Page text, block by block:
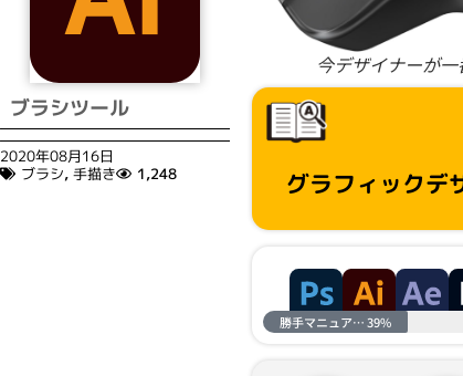
ブラシツール
2020年08月16日
ブラシ, 手描き 1,248
今デザイナーが
グラフィックデ
勝手マニュアル進捗39%